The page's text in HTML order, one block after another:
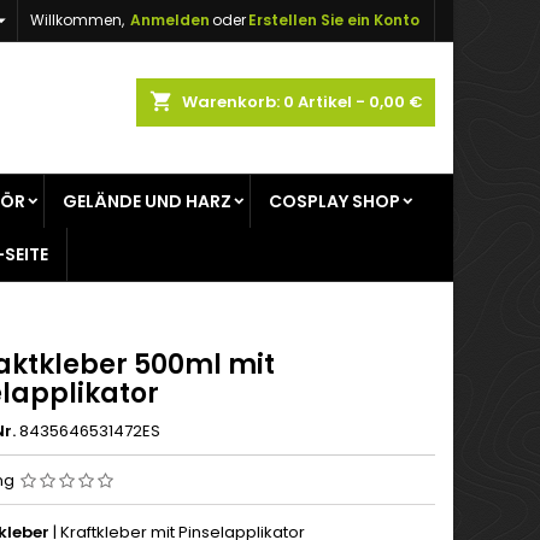
Willkommen, AnmeldenoderErstellen Sie ein Konto
shopping_cart Warenkorb: 0 Artikel - 0,00 €
GELÄNDE UND HARZ COSPLAY SHOP
500ml mit
8435646531472ES
| Kraftkleber mit Pinselapplikator